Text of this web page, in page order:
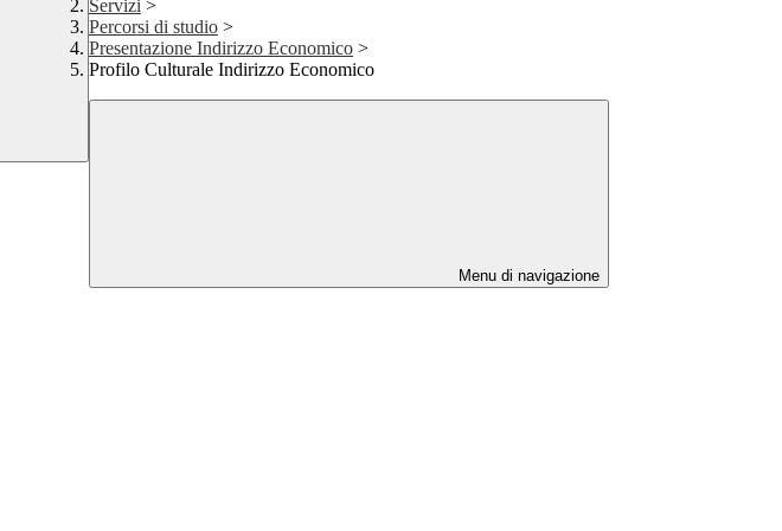
Servizi >
Percorsi di studio >
Presentazione Indirizzo Economico >
Profilo Culturale Indirizzo Economico
Menu di navigazione